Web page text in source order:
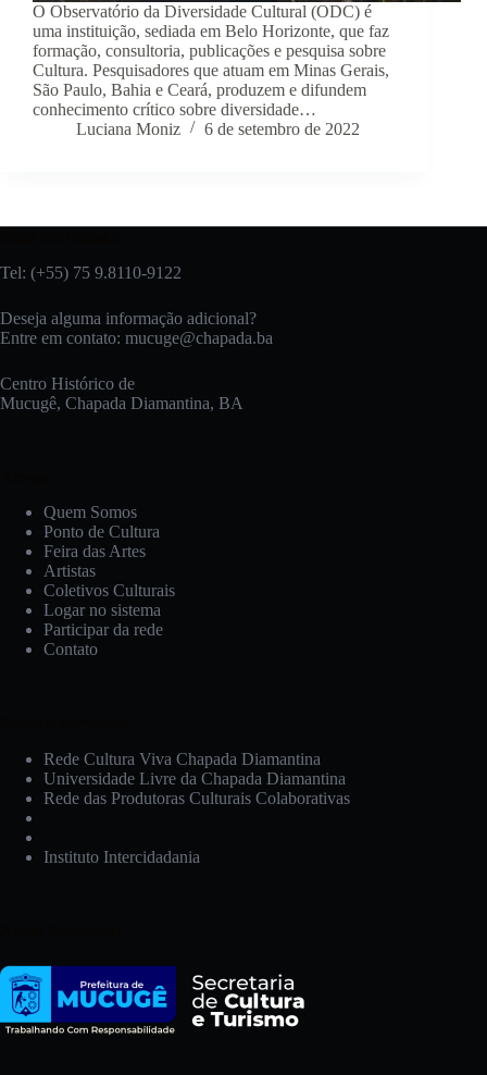
O Observatório da Diversidade Cultural (ODC) é
uma instituição, sediada em Belo Horizonte, que faz
formação, consultoria, publicações e pesquisa sobre
Cultura. Pesquisadores que atuam em Minas Gerais,
São Paulo, Bahia e Ceará, produzem e difundem
conhecimento crítico sobre diversidade…
Luciana Moniz
6 de setembro de 2022
Tel: (+55) 75 9.8110-9122
Deseja alguma informação adicional?
Entre em contato: mucuge@chapada.ba
Centro Histórico de
Mucugê, Chapada Diamantina, BA
Quem Somos
Ponto de Cultura
Feira das Artes
Artistas
Coletivos Culturais
Logar no sistema
Participar da rede
Contato
Rede Cultura Viva Chapada Diamantina
Universidade Livre da Chapada Diamantina
Rede das Produtoras Culturais Colaborativas
Instituto Intercidadania